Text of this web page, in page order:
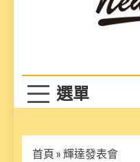
首頁 » 輝達發表會